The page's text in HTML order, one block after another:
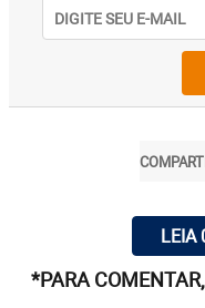
LEIA
*PARA